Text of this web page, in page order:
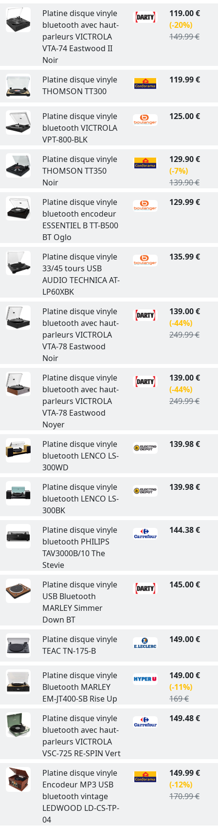
Platine disque vinyle
bluetooth avec haut-
parleurs VICTROLA
VTA-74 Eastwood II
Noir
119.00 €
(-20%)
149.99 €
Platine disque vinyle
THOMSON TT300
119.99 €
Platine disque vinyle
bluetooth VICTROLA
VPT-800-BLK
125.00 €
Platine disque vinyle
THOMSON TT350
Noir
129.90 €
(-7%)
139.90 €
Platine disque vinyle
bluetooth encodeur
ESSENTIEL B TT-B500
BT Oglo
129.99 €
Platine disque vinyle
33/45 tours USB
AUDIO TECHNICA AT-
LP60XBK
135.99 €
Platine disque vinyle
bluetooth avec haut-
parleurs VICTROLA
VTA-78 Eastwood
Noir
139.00 €
(-44%)
249.99 €
Platine disque vinyle
bluetooth avec haut-
parleurs VICTROLA
VTA-78 Eastwood
Noyer
139.00 €
(-44%)
249.99 €
Platine disque vinyle
bluetooth LENCO LS-
300WD
139.98 €
Platine disque vinyle
bluetooth LENCO LS-
300BK
139.98 €
Platine disque vinyle
bluetooth PHILIPS
TAV3000B/10 The
Stevie
144.38 €
Platine disque vinyle
USB Bluetooth
MARLEY Simmer
Down BT
145.00 €
Platine disque vinyle
TEAC TN-175-B
149.00 €
Platine disque vinyle
Bluetooth MARLEY
EM-JT400-SB Rise Up
149.00 €
(-11%)
169 €
Platine disque vinyle
bluetooth avec haut-
parleurs VICTROLA
VSC-725 RE-SPIN Vert
149.48 €
Platine disque vinyle
Encodeur MP3 USB
bluetooth vintage
LEDWOOD LD-CS-TP-
04
149.99 €
(-12%)
170.99 €